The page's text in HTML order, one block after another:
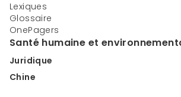
Lexiques
Glossaire
OnePagers
Santé humaine et
Juridique
Chine